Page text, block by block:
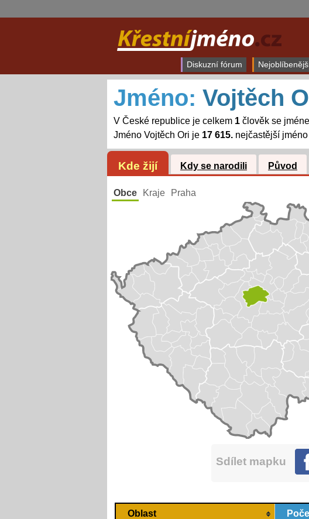
Diskuzní fórum
Jméno: Vojtěch
V České republice je celkem 1člověk se
Jméno Vojtěch Ori je 17 615.nejčastější jméno
Kde žijí Kdy se narodili Původ
Obce Kraje Praha
Sdílet mapku
Oblast